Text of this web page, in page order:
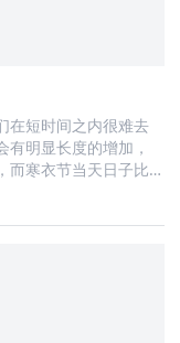
在短时间之内很难去
明显长度的增加，
而寒衣节当天日子比